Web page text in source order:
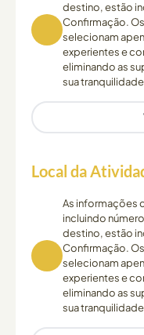
destino, estão
Confirmação.
selecionam
experientes e
eliminando as
sua
Local da
As informações
incluindo
destino, estão
Confirmação.
selecionam
experientes e
eliminando as
sua